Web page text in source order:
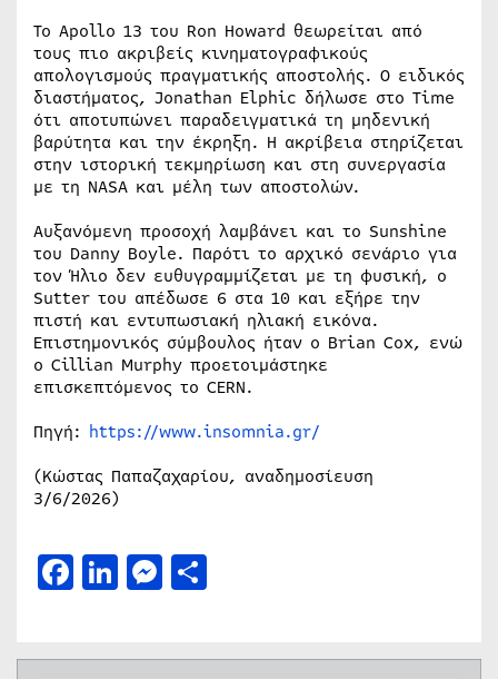
Το Apollo 13 του Ron Howard θεωρείται από
τους πιο ακριβείς κινηματογραφικούς
απολογισμούς πραγματικής αποστολής. Ο ειδικός
διαστήματος, Jonathan Elphic δήλωσε στο Time
ότι αποτυπώνει παραδειγματικά τη μηδενική
βαρύτητα και την έκρηξη. Η ακρίβεια στηρίζεται
στην ιστορική τεκμηρίωση και στη συνεργασία
με τη NASA και μέλη των αποστολών.
Αυξανόμενη προσοχή λαμβάνει και το Sunshine
του Danny Boyle. Παρότι το αρχικό σενάριο για
τον Ήλιο δεν ευθυγραμμίζεται με τη φυσική, ο
Sutter του απέδωσε 6 στα 10 και εξήρε την
πιστή και εντυπωσιακή ηλιακή εικόνα.
Επιστημονικός σύμβουλος ήταν ο Brian Cox, ενώ
ο Cillian Murphy προετοιμάστηκε
επισκεπτόμενος το CERN.
Πηγή: https://www.insomnia.gr/
(Κώστας Παπαζαχαρίου, αναδημοσίευση
3/6/2026)
Facebook
LinkedIn
Messenger